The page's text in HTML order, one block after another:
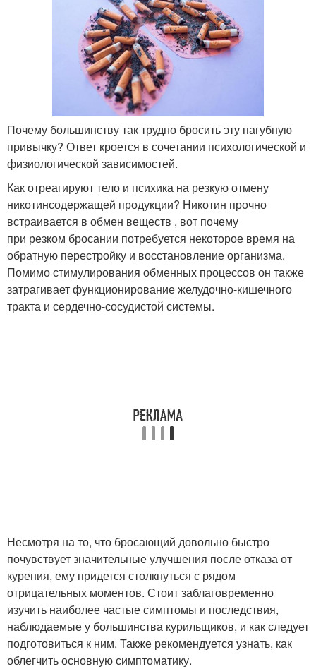
Почему большинству так трудно бросить эту пагубную
привычку? Ответ кроется в сочетании психологической и
физиологической зависимостей.
Как отреагируют тело и психика на резкую отмену
никотинсодержащей продукции? Никотин прочно
встраивается в обмен веществ , вот почему
при резком бросании потребуется некоторое время на
обратную перестройку и восстановление организма.
Помимо стимулирования обменных процессов он также
затрагивает функционирование желудочно-кишечного
тракта и сердечно-сосудистой системы.
Несмотря на то, что бросающий довольно быстро
почувствует значительные улучшения после отказа от
курения, ему придется столкнуться с рядом
отрицательных моментов. Стоит заблаговременно
изучить наиболее частые симптомы и последствия,
наблюдаемые у большинства курильщиков, и как следует
подготовиться к ним. Также рекомендуется узнать, как
облегчить основную симптоматику.